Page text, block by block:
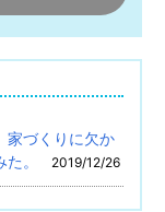
づくりに欠か
。
2019/12/26